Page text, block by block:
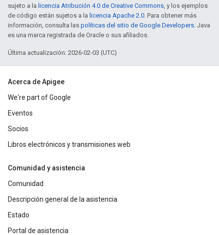
sujeto a la licencia Atribución 4.0 de Creative Commons, y los ejemplos
de código están sujetos a la licencia Apache 2.0. Para obtener más
información, consulta las políticas del sitio de Google Developers. Java
es una marca registrada de Oracle o sus afiliados.
Última actualización: 2026-02-03 (UTC)
Acerca de Apigee
We're part of Google
Eventos
Socios
Libros electrónicos y transmisiones web
Comunidad y asistencia
Comunidad
Descripción general de la asistencia
Estado
Portal de asistencia